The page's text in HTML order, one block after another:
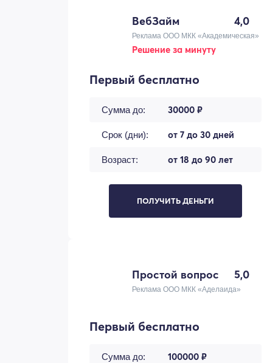
ВебЗайм 4,0
Реклама ООО МКК «Академическая»
Решение за минуту
Первый бесплатно
Сумма до: 30000 ₽
Срок (дни): от 7 до 30 дней
Возраст: от 18 до 90 лет
ПОЛУЧИТЬ ДЕНЬГИ
Простой вопрос 5,0
Реклама ООО МКК «Аделаида»
Первый бесплатно
Сумма до: 100000 ₽